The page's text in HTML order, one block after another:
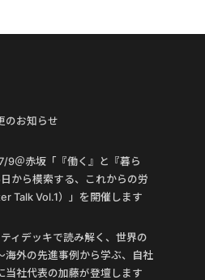
のお知らせ
9＠赤坂「『働く』と『暮ら
から模索する、これからの労
Talk Vol.1）」を開催します
ィデッキで読み解く、世界の
海外の先進事例から学ぶ、自社
当社代表の加藤が登壇します